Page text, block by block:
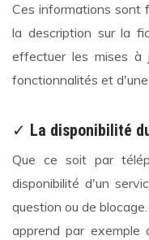
Ces informations sont
la description sur la
effectuer les mises à
fonctionnalités et
✓ La disponibilité
Que ce soit par
disponibilité d'un
question ou de
apprend par exemple